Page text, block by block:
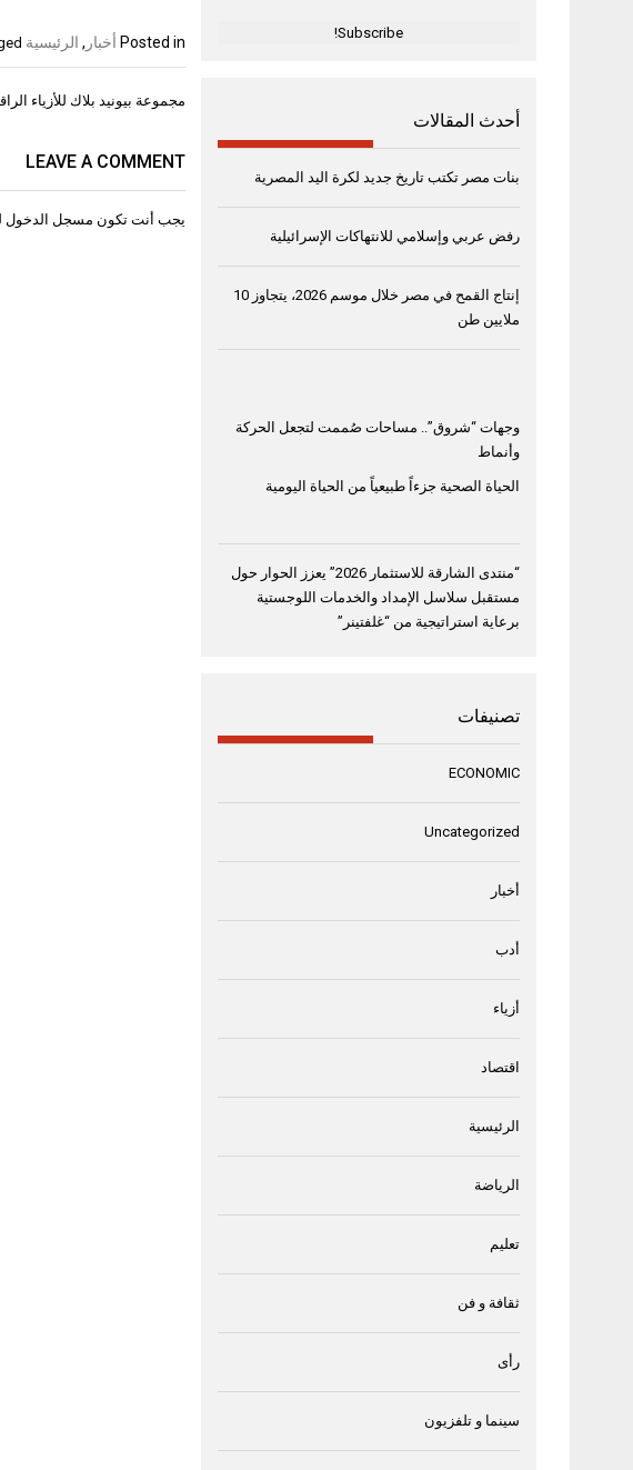
Posted in أخبار , الرئيسية
تصفّح
مجموعة بيونيد بلاك للأزياء الراقية لخريف
LEAVE A COMMENT
يجب أنت تكون مسجل الدخول
أحدث المقالات
بنات مصر تكتب تاريخ جديد لكرة اليد المصرية
رفض عربي وإسلامي للانتهاكات الإسرائيلية
إنتاج القمح في مصر خلال موسم 2026، يتجاوز 10
ملايين طن
وجهات “شروق”.. مساحات صُممت لتجعل الحركة
وأنماط
الحياة الصحية جزءاً طبيعياً من الحياة اليومية
“منتدى الشارقة للاستثمار 2026” يعزز الحوار حول
مستقبل سلاسل الإمداد والخدمات اللوجستية
برعاية استراتيجية من “غلفتينر”
تصنيفات
ECONOMIC
Uncategorized
أخبار
أدب
أزياء
اقتصاد
الرئيسية
الرياضة
تعليم
ثقافة و فن
رأى
سينما و تلفزيون